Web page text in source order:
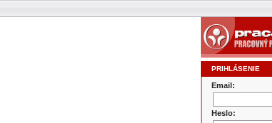
PRIHLÁSENIE
Email:
Heslo: